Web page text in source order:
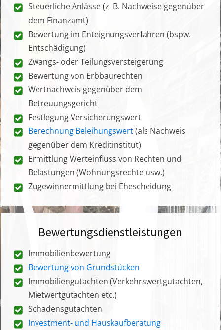
Steuerliche Anlässe (z. B. Nachweise gegenüber
dem Finanzamt)
Bewertung im Enteignungsverfahren (bspw.
Entschädigung)
Zwangs- oder Teilungsversteigerung
Bewertung von Erbbaurechten
Wertnachweis gegenüber dem
Betreuungsgericht
Festlegung Versicherungswert
Berechnung Beleihungswert(als Nachweis
gegenüber dem Kreditinstitut)
Ermittlung Werteinfluss von Rechten und
Belastungen (Wohnungsrechte usw.)
Zugewinnermittlung bei Ehescheidung
Bewertungsdienstleistungen
Immobilienbewertung
Bewertung von Grundstücken
Immobiliengutachten (Verkehrswertgutachten,
Mietwertgutachten etc.)
Schadensgutachten
Investment- und Hauskaufberatung